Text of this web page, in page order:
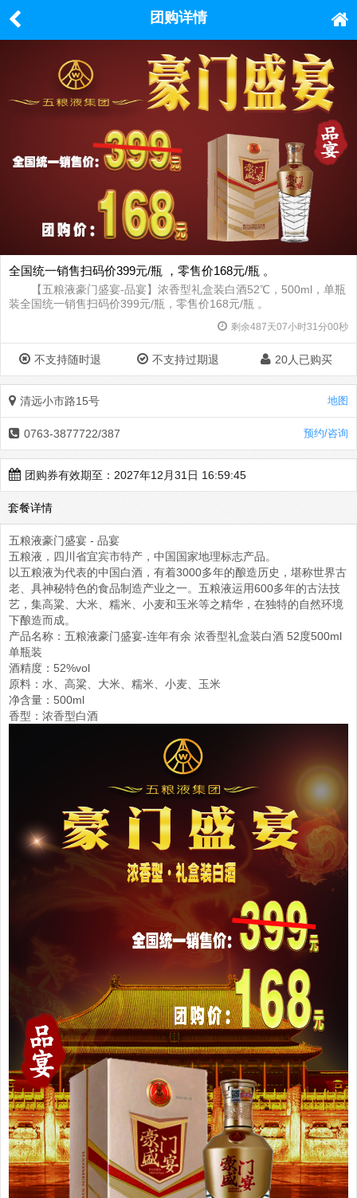
团购详情
全国统一销售扫码价399元/瓶 ，零售价168元/瓶 。
【五粮液豪门盛宴-品宴】浓香型礼盒装白酒52℃，500ml，单瓶
装全国统一销售扫码价399元/瓶，零售价168元/瓶 。
剩余487天07小时31分00秒
不支持随时退 不支持过期退 20人已购买
地图
清远小市路15号
预约/咨询
0763-3877722/387
团购券有效期至：2027年12月31日 16:59:45
套餐详情
五粮液豪门盛宴 - 品宴
五粮液，四川省宜宾市特产，中国国家地理标志产品。
以五粮液为代表的中国白酒，有着3000多年的酿造历史，堪称世界古
老、具神秘特色的食品制造产业之一。五粮液运用600多年的古法技
艺，集高粱、大米、糯米、小麦和玉米等之精华，在独特的自然环境
下酿造而成。
产品名称：五粮液豪门盛宴-连年有余 浓香型礼盒装白酒 52度500ml
单瓶装
酒精度：52%vol
原料：水、高粱、大米、糯米、小麦、玉米
净含量：500ml
香型：浓香型白酒